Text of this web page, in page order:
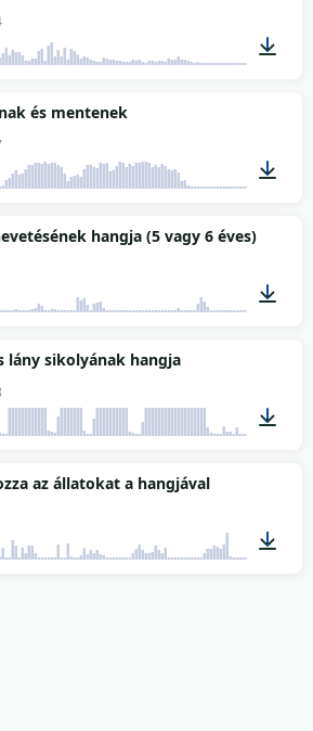
és mentenek
00:02
hangja (5 vagy 6 éves)
lány sikolyának hangja
az állatokat a hangjával